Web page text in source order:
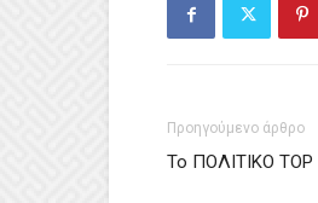
Προηγούμενο άρθρο
Το ΠΟΛΙΤΙΚΟ ΤΟP